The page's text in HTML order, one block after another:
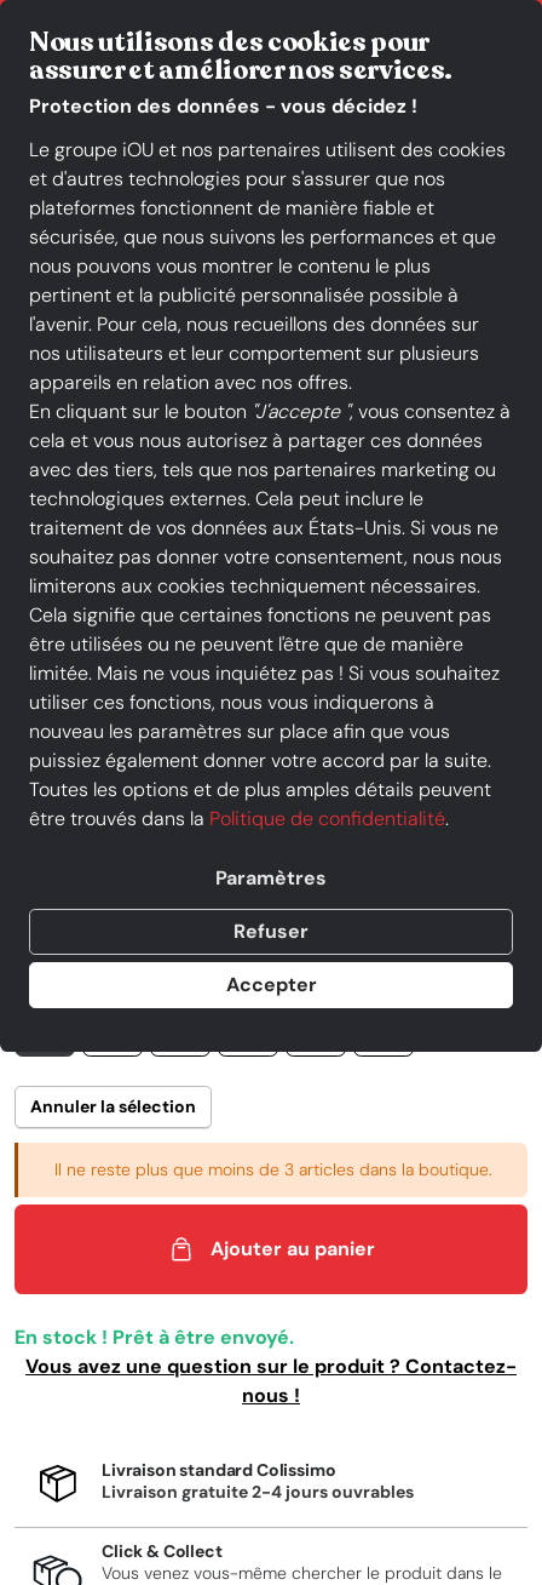
Nous utilisons des cookies pour
assurer et améliorer nos services.
Protection des données - vous décidez !
Le groupe iOU et nos partenaires utilisent des cookies
et d'autres technologies pour s'assurer que nos
plateformes fonctionnent de manière fiable et
sécurisée, que nous suivons les performances et que
nous pouvons vous montrer le contenu le plus
pertinent et la publicité personnalisée possible à
l'avenir. Pour cela, nous recueillons des données sur
nos utilisateurs et leur comportement sur plusieurs
appareils en relation avec nos offres.
En cliquant sur le bouton "J'accepte ", vous consentez à
cela et vous nous autorisez à partager ces données
avec des tiers, tels que nos partenaires marketing ou
technologiques externes. Cela peut inclure le
traitement de vos données aux États-Unis. Si vous ne
souhaitez pas donner votre consentement, nous nous
limiterons aux cookies techniquement nécessaires.
Cela signifie que certaines fonctions ne peuvent pas
être utilisées ou ne peuvent l'être que de manière
limitée. Mais ne vous inquiétez pas ! Si vous souhaitez
utiliser ces fonctions, nous vous indiquerons à
nouveau les paramètres sur place afin que vous
puissiez également donner votre accord par la suite.
Toutes les options et de plus amples détails peuvent
être trouvés dans la Politique de confidentialité.
Paramètres
Refuser
Accepter
Toutes les catégories Nouveautés Promotions
BIRKENSTOCK - Mule - MADRID
BIG BUCKLE - Tabac
4 offres d' autres commerçants
taille
Annuler la sélection
Il ne reste plus que moins de 3 articles dans la boutique.
Ajouter au panier
En stock ! Prêt à être envoyé.
Vous avez une question sur le produit ? Contactez-
nous !
Livraison standard Colissimo
Livraison gratuite 2-4 jours ouvrables
Click & Collect
Vous venez vous-même chercher le produit dans le